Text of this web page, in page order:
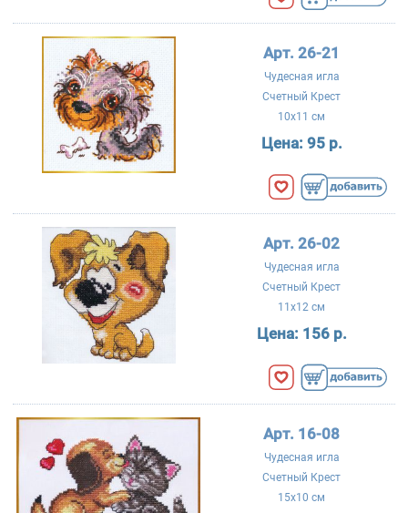
Арт. 26-21
Чудесная игла
Счетный Крест
10x11 см
Цена: 95 р.
Арт. 26-02
Чудесная игла
Счетный Крест
11x12 см
Цена: 156 р.
Арт. 16-08
Чудесная игла
Счетный Крест
15x10 см